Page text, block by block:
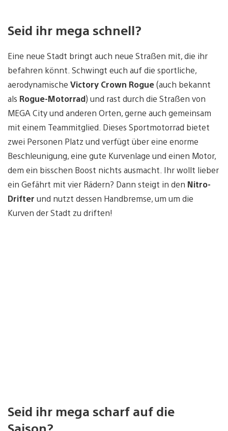
Seid ihr mega schnell?
Eine neue Stadt bringt auch neue Straßen mit, die ihr
befahren könnt. Schwingt euch auf die sportliche,
aerodynamische Victory Crown Rogue(auch bekannt
als Rogue-Motorrad) und rast durch die Straßen von
MEGA City und anderen Orten, gerne auch gemeinsam
mit einem Teammitglied. Dieses Sportmotorrad bietet
zwei Personen Platz und verfügt über eine enorme
Beschleunigung, eine gute Kurvenlage und einen Motor,
dem ein bisschen Boost nichts ausmacht. Ihr wollt lieber
ein Gefährt mit vier Rädern? Dann steigt in den Nitro-
Drifter und nutzt dessen Handbremse, um um die
Kurven der Stadt zu driften!
Seid ihr mega scharf auf die